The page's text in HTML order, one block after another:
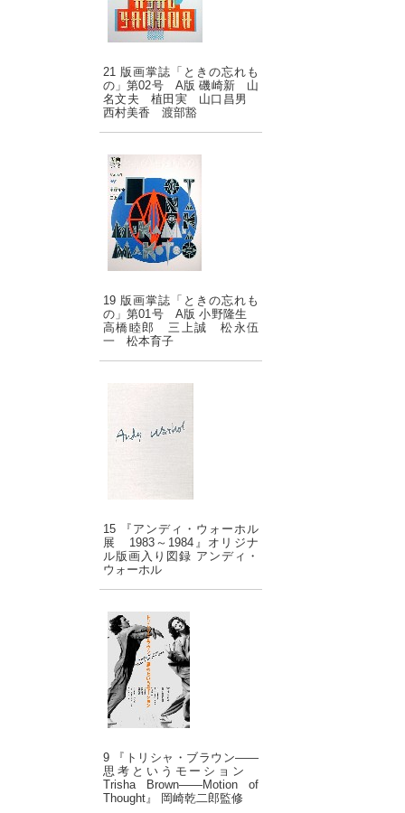
21 版画掌誌「ときの忘れも
の」第02号 A版 磯崎新 山
名文夫 植田実 山口昌男
西村美香 渡部豁
19 版画掌誌「ときの忘れも
の」第01号 A版 小野隆生
高橋睦郎 三上誠 松永伍
一 松本育子
15 『アンディ・ウォーホル
展 1983～1984』オリジナ
ル版画入り図録 アンディ・
ウォーホル
9 『トリシャ・ブラウン――
思考というモーション
Trisha Brown――Motion of
Thought』 岡崎乾二郎監修